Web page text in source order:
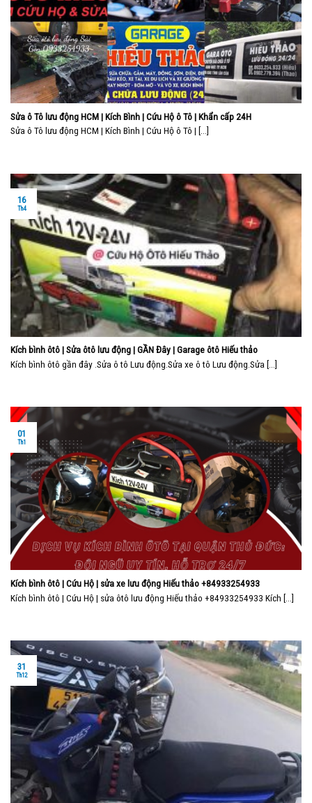
Sửa ô Tô lưu động HCM | Kích Bình | Cứu Hộ ô Tô | Khẩn cấp 24H
Sửa ô Tô lưu động HCM | Kích Bình | Cứu Hộ ô Tô | [...]
Kích bình ôtô | Sửa ôtô lưu động | GẦN Đây | Garage ôtô Hiếu thảo
Kích bình ôtô gần đây .Sửa ô tô Lưu động.Sửa xe ô tô Lưu động.Sửa [...]
16
Th4
Kích bình ôtô | Cứu Hộ | sửa xe lưu động Hiếu thảo +84933254933
Kích bình ôtô | Cứu Hộ | sửa ôtô lưu động Hiếu thảo +84933254933 Kích [...]
01
Th1
31
Th12